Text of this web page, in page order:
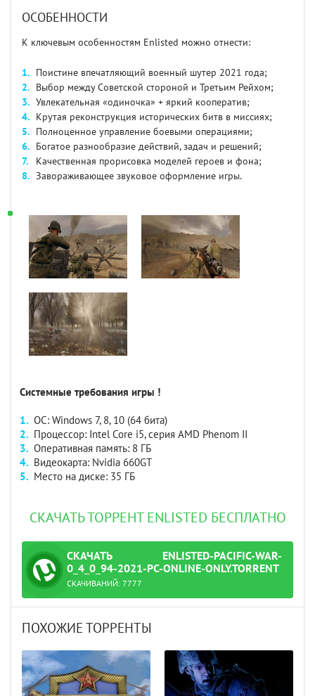
ОСОБЕННОСТИ
К ключевым особенностям Enlisted можно отнести:
Поистине впечатляющий военный шутер 2021 года;
Выбор между Советской стороной и Третьим Рейхом;
Увлекательная «одиночка» + яркий кооператив;
Крутая реконструкция исторических битв в миссиях;
Полноценное управление боевыми операциями;
Богатое разнообразие действий, задач и решений;
Качественная прорисовка моделей героев и фона;
Завораживающее звуковое оформление игры.
Системные требования игры !
ОС: Windows 7, 8, 10 (64 бита)
Процессор: Intel Core i5, серия AMD Phenom II
Оперативная память: 8 ГБ
Видеокарта: Nvidia 660GT
Место на диске: 35 ГБ
СКАЧАТЬ ТОРРЕНТ ENLISTED БЕСПЛАТНО
СКАЧАТЬ
ТОРРЕНТ
ENLISTED-PACIFIC-WAR-
0_4_0_94-2021-PC-ONLINE-ONLY.TORRENT
СКАЧИВАНИЙ: 7777
ПОХОЖИЕ ТОРРЕНТЫ